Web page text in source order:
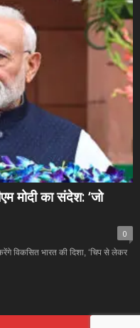
मोदी का संदेश: ‘जो
0
विकसित भारत की दिशा, ‘चिप से लेकर